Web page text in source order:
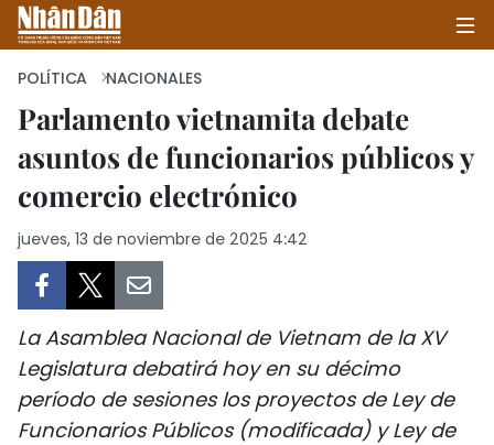
INICIO
POLÍTICA
SALUD - MEDIO AMBIENTE
CULTURA - ENTRETENIMIENTO
POLÍTICA NACIONALES
Parlamento vietnamita debate
asuntos de funcionarios públicos y
comercio electrónico
jueves, 13 de noviembre de 2025 4:42
La Asamblea Nacional de Vietnam de la XV
Legislatura debatirá hoy en su décimo
período de sesiones los proyectos de Ley de
Funcionarios Públicos (modificada) y Ley de